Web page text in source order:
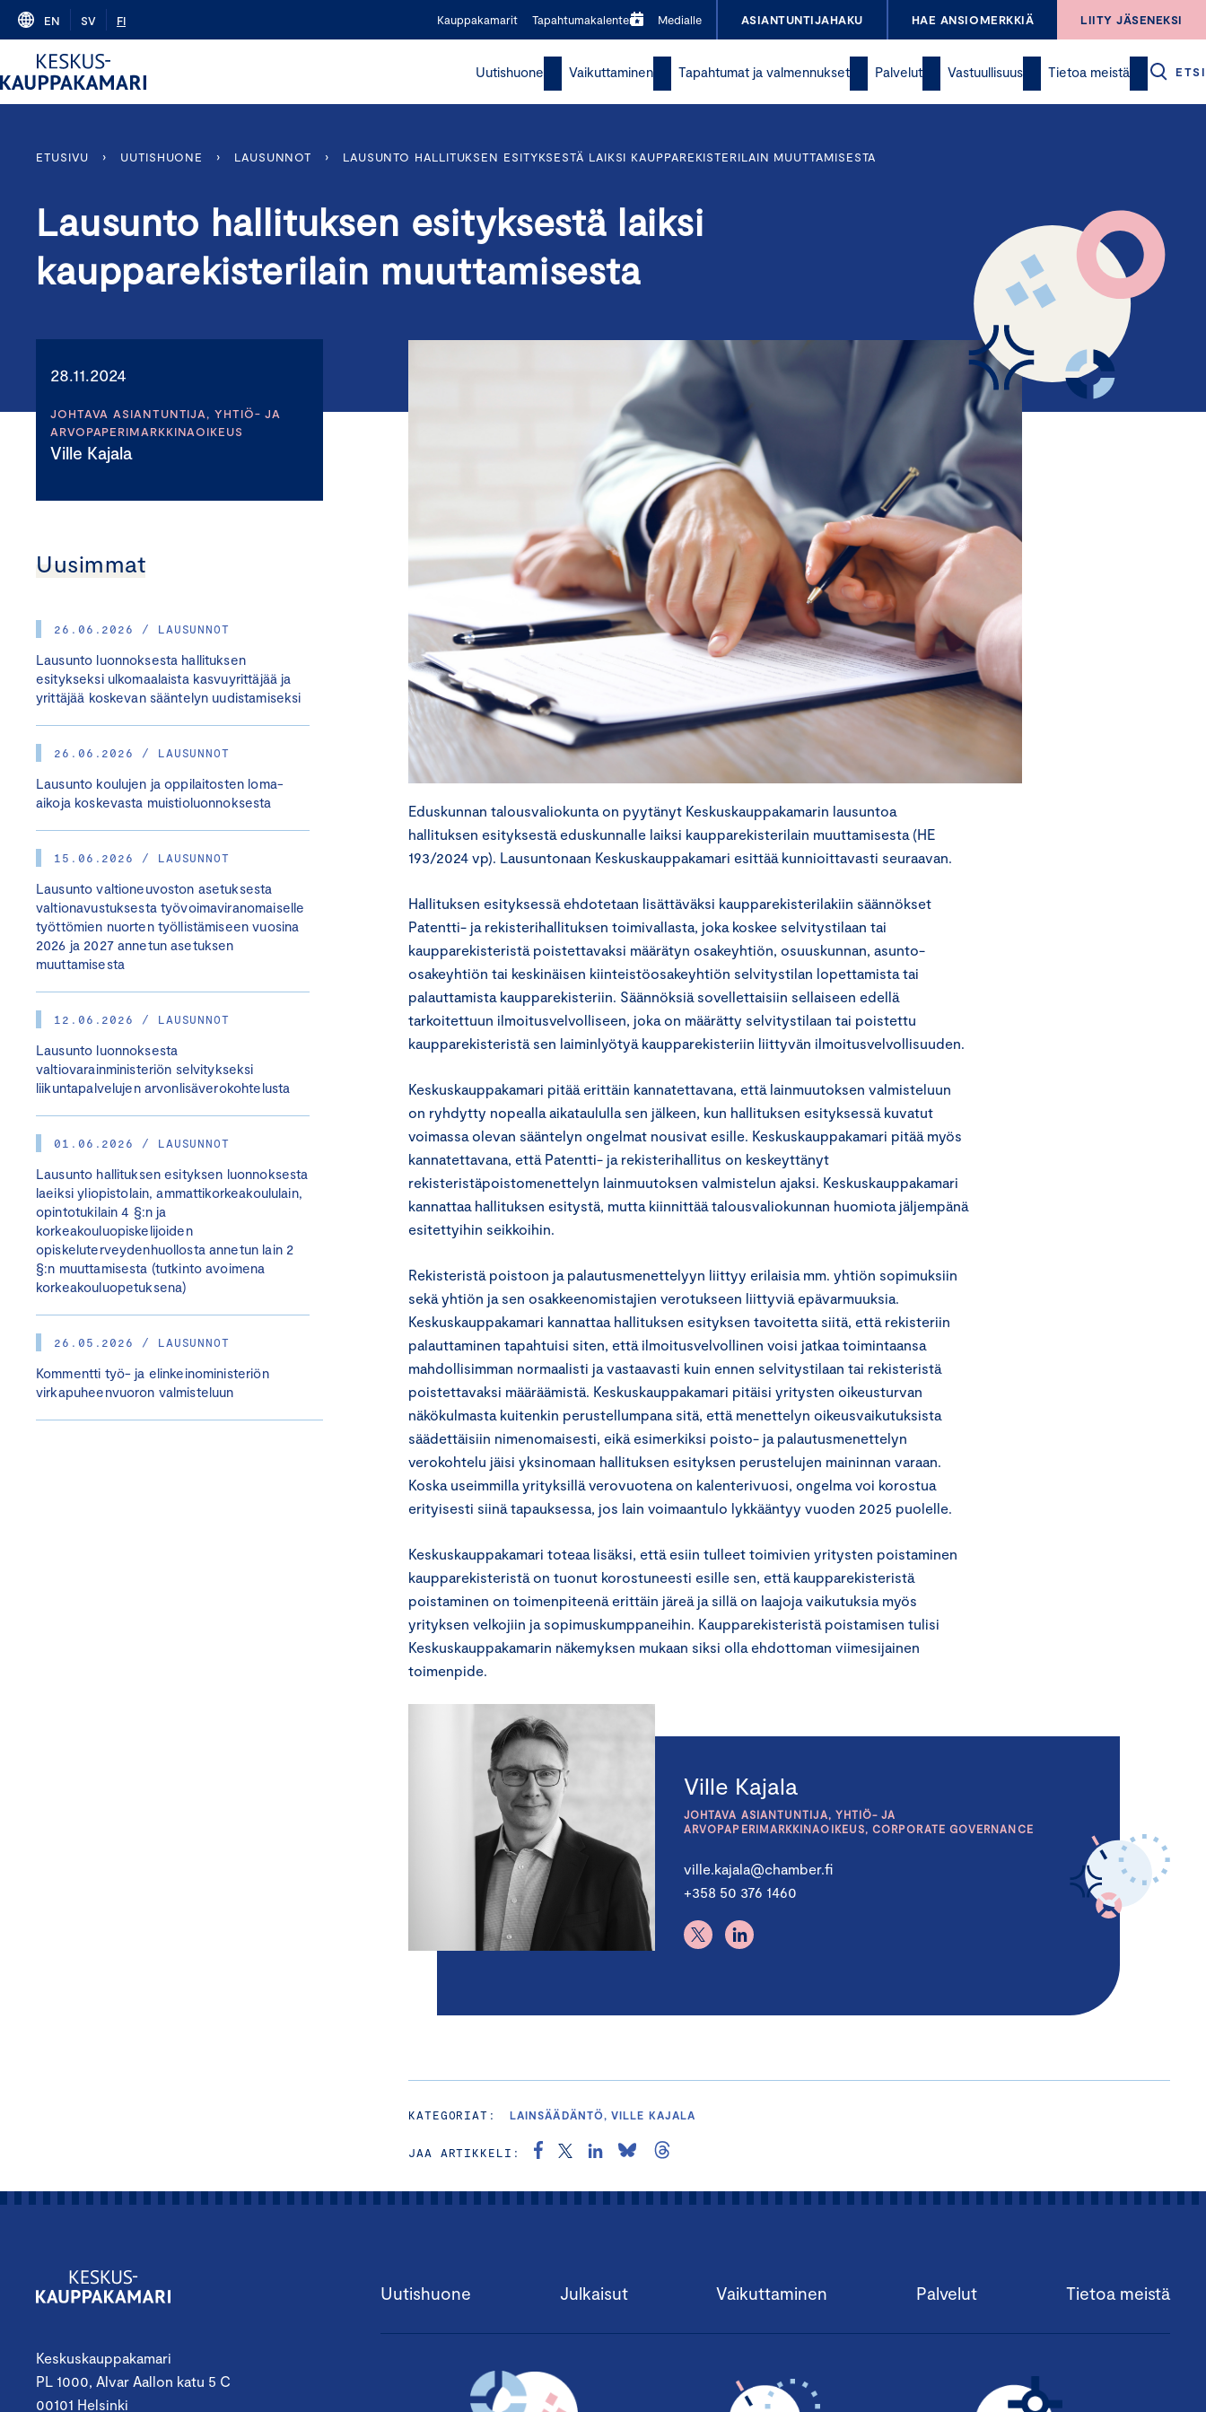
Skip
content
EN SV FI Kauppakamarit Tapahtumakalenteri Medialle ASIANTUNTIJAHAKU HAE ANSIOMERKKIÄ LIITY JÄSENEKSI
Uutishuone Vaikuttaminen Tapahtumat ja valmennukset Palvelut Vastuullisuus Tietoa meistä ETSI
ETUSIVU › UUTISHUONE › LAUSUNNOT › LAUSUNTO HALLITUKSEN ESITYKSESTÄ LAIKSI KAUPPAREKISTERILAIN MUUTTAMISESTA
Lausunto hallituksen esityksestä laiksi
kaupparekisterilain muuttamisesta
28.11.2024
JOHTAVA ASIANTUNTIJA, YHTIÖ- JA
ARVOPAPERIMARKKINAOIKEUS
Ville Kajala
Uusimmat
26.06.2026 / LAUSUNNOT
Lausunto luonnoksesta hallituksen
esitykseksi ulkomaalaista kasvuyrittäjää ja
yrittäjää koskevan sääntelyn uudistamiseksi
26.06.2026 / LAUSUNNOT
Lausunto koulujen ja oppilaitosten loma-
aikoja koskevasta muistioluonnoksesta
15.06.2026 / LAUSUNNOT
Lausunto valtioneuvoston asetuksesta
valtionavustuksesta työvoimaviranomaiselle
työttömien nuorten työllistämiseen vuosina
2026 ja 2027 annetun asetuksen
muuttamisesta
12.06.2026 / LAUSUNNOT
Lausunto luonnoksesta
valtiovarainministeriön selvitykseksi
liikuntapalvelujen arvonlisäverokohtelusta
01.06.2026 / LAUSUNNOT
Lausunto hallituksen esityksen luonnoksesta
laeiksi yliopistolain, ammattikorkeakoululain,
opintotukilain 4 §:n ja
korkeakouluopiskelijoiden
opiskeluterveydenhuollosta annetun lain 2
§:n muuttamisesta (tutkinto avoimena
korkeakouluopetuksena)
26.05.2026 / LAUSUNNOT
Kommentti työ- ja elinkeinoministeriön
virkapuheenvuoron valmisteluun
Eduskunnan talousvaliokunta on pyytänyt Keskuskauppakamarin lausuntoa
hallituksen esityksestä eduskunnalle laiksi kaupparekisterilain muuttamisesta (HE
193/2024 vp). Lausuntonaan Keskuskauppakamari esittää kunnioittavasti seuraavan.
Hallituksen esityksessä ehdotetaan lisättäväksi kaupparekisterilakiin säännökset
Patentti- ja rekisterihallituksen toimivallasta, joka koskee selvitystilaan tai
kaupparekisteristä poistettavaksi määrätyn osakeyhtiön, osuuskunnan, asunto-
osakeyhtiön tai keskinäisen kiinteistöosakeyhtiön selvitystilan lopettamista tai
palauttamista kaupparekisteriin. Säännöksiä sovellettaisiin sellaiseen edellä
tarkoitettuun ilmoitusvelvolliseen, joka on määrätty selvitystilaan tai poistettu
kaupparekisteristä sen laiminlyötyä kaupparekisteriin liittyvän ilmoitusvelvollisuuden.
Keskuskauppakamari pitää erittäin kannatettavana, että lainmuutoksen valmisteluun
on ryhdytty nopealla aikataululla sen jälkeen, kun hallituksen esityksessä kuvatut
voimassa olevan sääntelyn ongelmat nousivat esille. Keskuskauppakamari pitää myös
kannatettavana, että Patentti- ja rekisterihallitus on keskeyttänyt
rekisteristäpoistomenettelyn lainmuutoksen valmistelun ajaksi. Keskuskauppakamari
kannattaa hallituksen esitystä, mutta kiinnittää talousvaliokunnan huomiota jäljempänä
esitettyihin seikkoihin.
Rekisteristä poistoon ja palautusmenettelyyn liittyy erilaisia mm. yhtiön sopimuksiin
sekä yhtiön ja sen osakkeenomistajien verotukseen liittyviä epävarmuuksia.
Keskuskauppakamari kannattaa hallituksen esityksen tavoitetta siitä, että rekisteriin
palauttaminen tapahtuisi siten, että ilmoitusvelvollinen voisi jatkaa toimintaansa
mahdollisimman normaalisti ja vastaavasti kuin ennen selvitystilaan tai rekisteristä
poistettavaksi määräämistä. Keskuskauppakamari pitäisi yritysten oikeusturvan
näkökulmasta kuitenkin perustellumpana sitä, että menettelyn oikeusvaikutuksista
säädettäisiin nimenomaisesti, eikä esimerkiksi poisto- ja palautusmenettelyn
verokohtelu jäisi yksinomaan hallituksen esityksen perustelujen maininnan varaan.
Koska useimmilla yrityksillä verovuotena on kalenterivuosi, ongelma voi korostua
erityisesti siinä tapauksessa, jos lain voimaantulo lykkääntyy vuoden 2025 puolelle.
Keskuskauppakamari toteaa lisäksi, että esiin tulleet toimivien yritysten poistaminen
kaupparekisteristä on tuonut korostuneesti esille sen, että kaupparekisteristä
poistaminen on toimenpiteenä erittäin järeä ja sillä on laajoja vaikutuksia myös
yrityksen velkojiin ja sopimuskumppaneihin. Kaupparekisteristä poistamisen tulisi
Keskuskauppakamarin näkemyksen mukaan siksi olla ehdottoman viimesijainen
toimenpide.
Ville Kajala
JOHTAVA ASIANTUNTIJA, YHTIÖ- JA
ARVOPAPERIMARKKINAOIKEUS, CORPORATE GOVERNANCE
ville.kajala@chamber.fi
+358 50 376 1460
KATEGORIAT: LAINSÄÄDÄNTÖ, VILLE KAJALA
JAA ARTIKKELI:
Keskuskauppakamari
PL 1000, Alvar Aallon katu 5 C
00101 Helsinki
Uutishuone Julkaisut Vaikuttaminen Palvelut Tietoa meistä